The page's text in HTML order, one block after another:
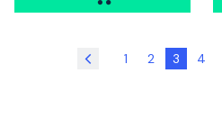
1 2 3 4